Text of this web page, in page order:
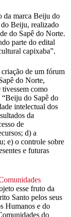
da marca Beiju do
Beiju, realizado
do Sapê do Norte.
parte do edital
capixaba”.
de um fórum
do Norte,
tivessem como
“Beiju do Sapê do
intelectual dos
da
de
d) a
e) o controle sobre
e futuras
esse fruto da
Santo pelos seus
Humanos e do
do